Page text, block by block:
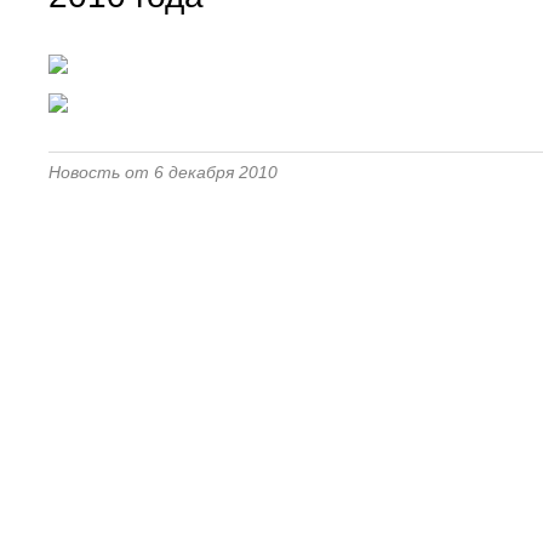
Новость от 6 декабря 2010